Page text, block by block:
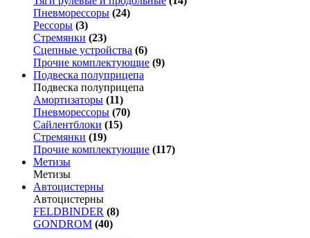
Пневморессоры (24)
Рессоры (3)
Стремянки (23)
Сцепные устройства (6)
Прочие комплектующие (9)
Подвеска полуприцепа
Подвеска полуприцепа
Амортизаторы (11)
Пневморессоры (70)
Сайлентблоки (15)
Стремянки (19)
Прочие комплектующие (117)
Метизы
Метизы
Автоцистерны
Автоцистерны
FELDBINDER (8)
GONDROM (40)